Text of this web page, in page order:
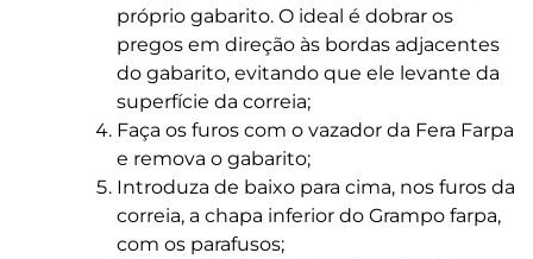
próprio gabarito. O ideal é dobrar os
pregos em direção às bordas adjacentes
do gabarito, evitando que ele levante da
superfície da correia;
Faça os furos com o vazador da Fera Farpa
e remova o gabarito;
Introduza de baixo para cima, nos furos da
correia, a chapa inferior do Grampo farpa,
com os parafusos;